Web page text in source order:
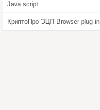
Java script
КриптоПро ЭЦП Browser plug-in